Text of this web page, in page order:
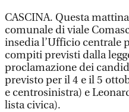
CASCINA. Questa
comunale di viale
insedia l’Ufficio centrale
compiti previsti dalla
proclamazione dei
previsto per il 4 e il 5
e centrosinistra) e
lista civica).